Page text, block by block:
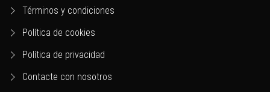
Términos y condiciones
Política de cookies
Política de privacidad
Contacte con nosotros